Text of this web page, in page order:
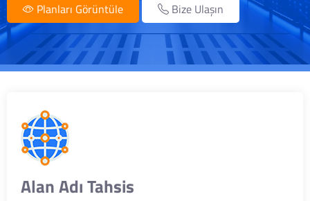
Planları Görüntüle Bize Ulaşın
Alan Adı Tahsis